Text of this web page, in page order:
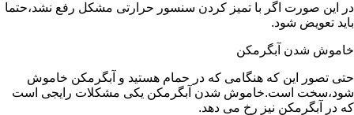
در این صورت اگر با تمیز کردن سنسور حرارتی مشکل رفع نشد،حتما
باید تعویض شود.
خاموش شدن آبگرمکن
حتی تصور این که هنگامی که در حمام هستید و آبگرمکن خاموش
شود،سخت است.خاموش شدن آبگرمکن یکی مشکلات رایجی است
که در آبگرمکن نیز رخ می دهد.